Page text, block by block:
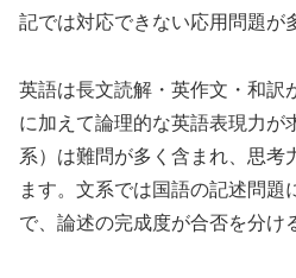
記では対応できない応用問題が
英語は長文読解・英作文・和訳
に加えて論理的な英語表現力が
系）は難問が多く含まれ、思考
ます。文系では国語の記述問題
で、論述の完成度が合否を分け